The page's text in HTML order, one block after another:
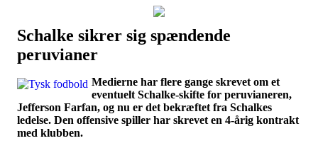
Наши партнеры
Schalke sikrer sig spændende
peruvianer
Medierne har flere gange skrevet om et
eventuelt Schalke-skifte for peruvianeren,
Jefferson Farfan, og nu er det bekræftet fra Schalkes
ledelse. Den offensive spiller har skrevet en 4-årig kontrakt
med klubben.